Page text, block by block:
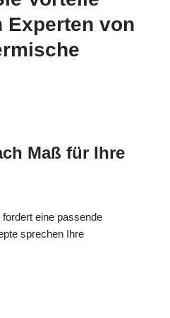
Experten von
Maß für Ihre
eine passende
sprechen Ihre